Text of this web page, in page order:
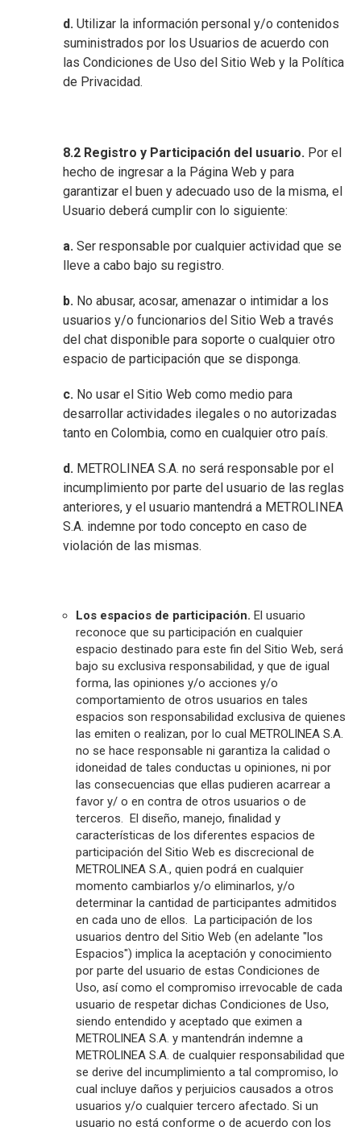
d.Utilizar la información personal y/o contenidos
suministrados por los Usuarios de acuerdo con
las Condiciones de Uso del Sitio Web y la Política
de Privacidad.
8.2 Registro y Participación del usuario. Por el
hecho de ingresar a la Página Web y para
garantizar el buen y adecuado uso de la misma, el
Usuario deberá cumplir con lo siguiente:
a.Ser responsable por cualquier actividad que se
lleve a cabo bajo su registro.
b. No abusar, acosar, amenazar o intimidar a los
usuarios y/o funcionarios del Sitio Web a través
del chat disponible para soporte o cualquier otro
espacio de participación que se disponga.
c. No usar el Sitio Web como medio para
desarrollar actividades ilegales o no autorizadas
tanto en Colombia, como en cualquier otro país.
d. METROLINEA S.A. no será responsable por el
incumplimiento por parte del usuario de las reglas
anteriores, y el usuario mantendrá a METROLINEA
S.A. indemne por todo concepto en caso de
violación de las mismas.
Los espacios de participación. El usuario
reconoce que su participación en cualquier
espacio destinado para este fin del Sitio Web, será
bajo su exclusiva responsabilidad, y que de igual
forma, las opiniones y/o acciones y/o
comportamiento de otros usuarios en tales
espacios son responsabilidad exclusiva de quienes
las emiten o realizan, por lo cual METROLINEA S.A.
no se hace responsable ni garantiza la calidad o
idoneidad de tales conductas u opiniones, ni por
las consecuencias que ellas pudieren acarrear a
favor y/ o en contra de otros usuarios o de
terceros. El diseño, manejo, finalidad y
características de los diferentes espacios de
participación del Sitio Web es discrecional de
METROLINEA S.A., quien podrá en cualquier
momento cambiarlos y/o eliminarlos, y/o
determinar la cantidad de participantes admitidos
en cada uno de ellos. La participación de los
usuarios dentro del Sitio Web (en adelante "los
Espacios") implica la aceptación y conocimiento
por parte del usuario de estas Condiciones de
Uso, así como el compromiso irrevocable de cada
usuario de respetar dichas Condiciones de Uso,
siendo entendido y aceptado que eximen a
METROLINEA S.A. y mantendrán indemne a
METROLINEA S.A. de cualquier responsabilidad que
se derive del incumplimiento a tal compromiso, lo
cual incluye daños y perjuicios causados a otros
usuarios y/o cualquier tercero afectado. Si un
usuario no está conforme o de acuerdo con los